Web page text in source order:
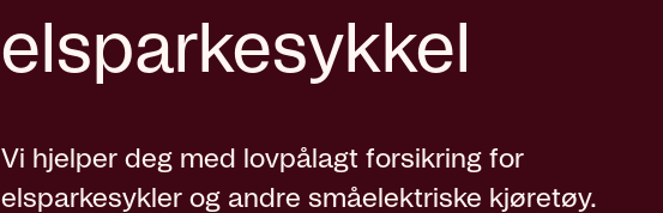
elsparkesykkel
Vi hjelper deg med lovpålagt forsikring for
elsparkesykler og andre småelektriske kjøretøy.